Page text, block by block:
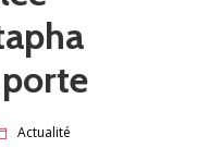
Actualité